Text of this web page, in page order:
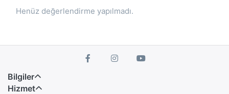
Henüz değerlendirme yapılmadı.
Bilgiler
Hizmet